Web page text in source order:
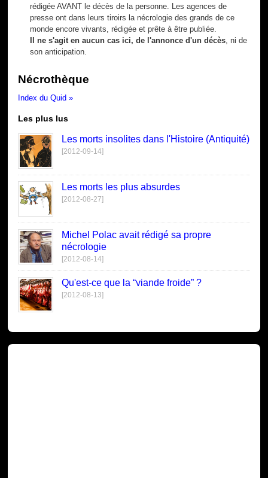
rédigée AVANT le décès de la personne. Les agences de
presse ont dans leurs tiroirs la nécrologie des grands de ce
monde encore vivants, rédigée et prête à être publiée.
Il ne s'agit en aucun cas ici, de l'annonce d'un décès , ni de
son anticipation.
Nécrothèque
Index du Quid »
Les plus lus
Les morts insolites dans l'Histoire (Antiquité)
[2012-09-14]
Les morts les plus absurdes
[2012-08-27]
Michel Polac avait rédigé sa propre
nécrologie
[2012-08-14]
Qu'est-ce que la “viande froide” ?
[2012-08-13]